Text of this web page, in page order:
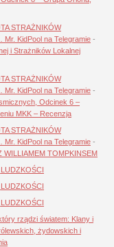
STRAŻNIKÓW
KidPool na Telegramie -
i Strażników Lokalnej
STRAŻNIKÓW
KidPool na Telegramie -
Odcinek 6 –
MKK – Recenzja
STRAŻNIKÓW
KidPool na Telegramie -
WILLIAMEM TOMPKINSEM
rządzi światem: Klany i
żydowskich i